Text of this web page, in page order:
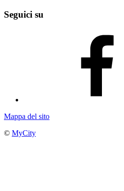
Seguici su
Mappa del sito
© MyCity